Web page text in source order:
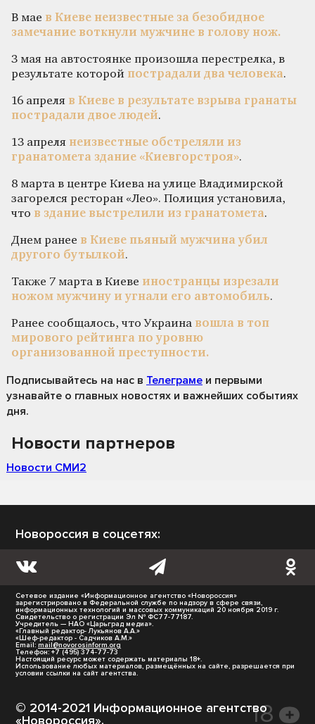
В мае в Киеве неизвестные за безобидное
замечание воткнули мужчине в голову нож.
3 мая на автостоянке произошла перестрелка, в
результате которой пострадали два человека.
16 апреля в Киеве в результате взрыва гранаты
пострадали двое людей.
13 апреля неизвестные обстреляли из
гранатомета здание «Киевгорстроя».
8 марта в центре Киева на улице Владимирской
загорелся ресторан «Лео». Полиция установила,
что в здание выстрелили из гранатомета.
Днем ранее в Киеве пьяный мужчина убил
другого бутылкой.
Также 7 марта в Киеве иностранцы изрезали
ножом мужчину и угнали его автомобиль.
Ранее сообщалось, что Украина вошла в топ
мирового рейтинга по уровню
организованной преступности.
Подписывайтесь на нас в Телеграме и первыми
узнавайте о главных новостях и важнейших событиях
дня.
Новости партнеров
Новости СМИ2
Новороссия в соцсетях:
Сетевое издание «Информационное агентство «Новороссия»
зарегистрировано в Федеральной службе по надзору в сфере связи,
информационных технологий и массовых коммуникаций 20 ноября 2019 г.
Свидетельство о регистрации Эл № ФС77-77187.
Учредитель — НАО «Царьград медиа».
«Главный редактор- Лукьянов А.А.»
«Шеф-редактор - Садчиков А.М.»
Email: mail@novorosinform.org
Телефон: +7 (495) 374-77-73
Настоящий ресурс может содержать материалы 18+.
Использование любых материалов, размещённых на сайте, разрешается при
условии ссылки на сайт агентства.
© 2014-2021 Информационное агентство
«Новороссия».